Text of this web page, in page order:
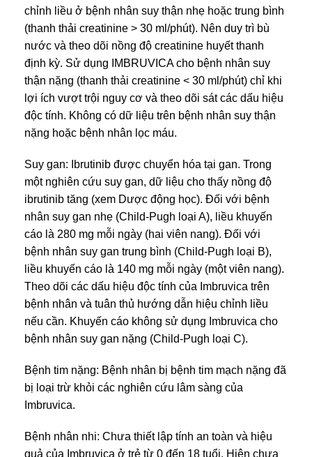
chỉnh liều ở bệnh nhân suy thận nhẹ hoặc trung bình
(thanh thải creatinine > 30 ml/phút). Nên duy trì bù
nước và theo dõi nồng độ creatinine huyết thanh
định kỳ. Sử dụng IMBRUVICA cho bệnh nhân suy
thận nặng (thanh thải creatinine < 30 ml/phút) chỉ khi
lợi ích vượt trội nguy cơ và theo dõi sát các dấu hiệu
độc tính. Không có dữ liệu trên bệnh nhân suy thận
nặng hoặc bệnh nhân lọc máu.
Suy gan: Ibrutinib được chuyển hóa tại gan. Trong
một nghiên cứu suy gan, dữ liệu cho thấy nồng độ
ibrutinib tăng (xem Dược động học). Đối với bệnh
nhân suy gan nhẹ (Child-Pugh loại A), liều khuyến
cáo là 280 mg mỗi ngày (hai viên nang). Đối với
bệnh nhân suy gan trung bình (Child-Pugh loại B),
liều khuyến cáo là 140 mg mỗi ngày (một viên nang).
Theo dõi các dấu hiệu độc tính của Imbruvica trên
bệnh nhân và tuân thủ hướng dẫn hiệu chỉnh liều
nếu cần. Khuyến cáo không sử dụng Imbruvica cho
bệnh nhân suy gan nặng (Child-Pugh loại C).
Bệnh tim nặng: Bệnh nhân bị bệnh tim mạch nặng đã
bị loại trừ khỏi các nghiên cứu lâm sàng của
Imbruvica.
Bệnh nhân nhi: Chưa thiết lập tính an toàn và hiệu
quả của Imbruvica ở trẻ từ 0 đến 18 tuổi. Hiện chưa